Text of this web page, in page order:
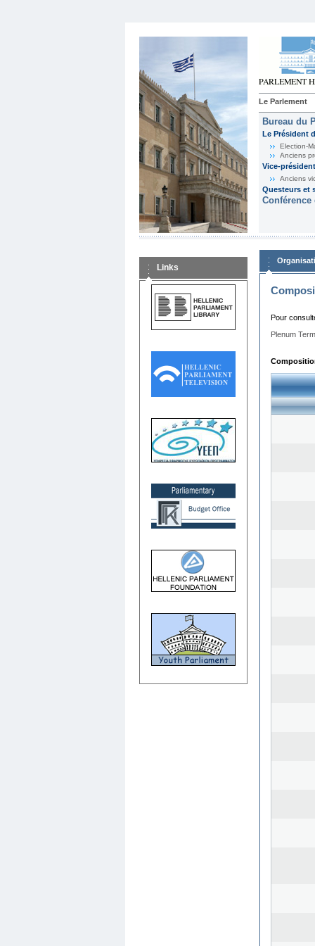
Le Parlement
Bureau du
Le Président
Election-
Anciens
Vice-
Anciens
Questeurs et
Links
Pour
Plenum